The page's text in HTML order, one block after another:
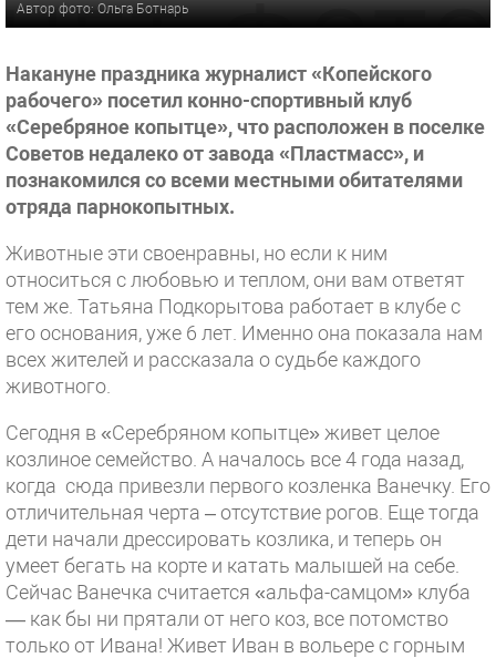
Автор фото: Ольга Ботнарь
Накануне праздника журналист «Копейского
рабочего» посетил конно-спортивный клуб
«Серебряное копытце», что расположен в поселке
Советов недалеко от завода «Пластмасс», и
познакомился со всеми местными обитателями
отряда парнокопытных.
Животные эти своенравны, но если к ним
относиться с любовью и теплом, они вам ответят
тем же. Татьяна Подкорытова работает в клубе с
его основания, уже 6 лет. Именно она показала нам
всех жителей и рассказала о судьбе каждого
животного.
Сегодня в «Серебряном копытце» живет целое
козлиное семейство. А началось все 4 года назад,
когда сюда привезли первого козленка Ванечку. Его
отличительная черта – отсутствие рогов. Еще тогда
дети начали дрессировать козлика, и теперь он
умеет бегать на корте и катать малышей на себе.
Сейчас Ванечка считается «альфа-самцом» клуба
— как бы ни прятали от него коз, все потомство
только от Ивана! Живет Иван в вольере с горным